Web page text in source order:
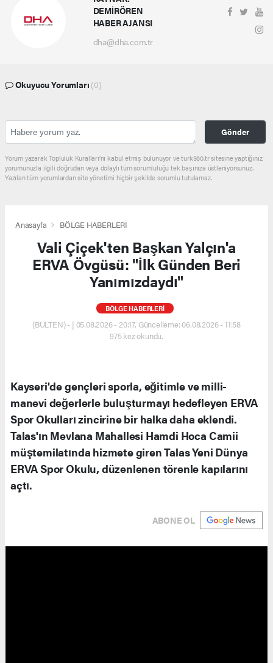
DEMİRÖREN
HABER AJANSI
dha@dha.com.tr
Okuyucu Yorumları (0)
Gönder
Yorum yazarak Topluluk Kuralları’nı kabul etmiş bulunuyor ve turk360.tr sitesine yaptığınız
yorumunuzla ilgili doğrudan veya dolaylı tüm sorumluluğu tek başınıza üstleniyorsunuz.
Yazılan tüm yorumlardan site yönetimi hiçbir şekilde sorumlu tutulamaz.
Anasayfa BÖLGE HABERLERİ
Vali Çiçek'ten Başkan Yalçın'a
ERVA Övgüsü: "İlk Günden Beri
Yanımızdaydı"
BÖLGE HABERLERİ
(BÜLTEN) - | 05.08.2026 - 20:17, Güncelleme: 06.08.2026 - 11:58
975 kez okundu.
Kayseri'de gençleri sporla, eğitimle ve milli-
manevi değerlerle buluşturmayı hedefleyen ERVA
Spor Okulları zincirine bir halka daha eklendi.
Talas'ın Mevlana Mahallesi Hamdi Hoca Camii
müştemilatında hizmete giren Talas Yeni Dünya
ERVA Spor Okulu, düzenlenen törenle kapılarını
açtı.
ABONE OL